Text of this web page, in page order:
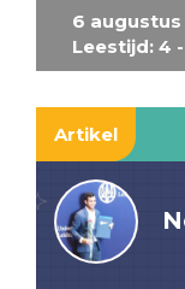
6
Leestijd: 4
Artikel